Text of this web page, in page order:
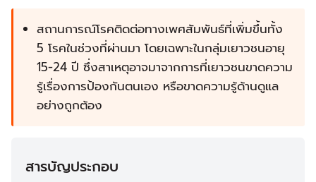
สถานการณ์โรคติดต่อทางเพศสัมพันธ์ที่เพิ่มขึ้นทั้ง
5 โรคในช่วงที่ผ่านมา โดยเฉพาะในกลุ่มเยาวชนอายุ
15-24 ปี ซึ่งสาเหตุอาจมาจากการที่เยาวชนขาดความ
รู้เรื่องการป้องกันตนเอง หรือขาดความรู้ด้านดูแล
อย่างถูกต้อง
สารบัญประกอบ